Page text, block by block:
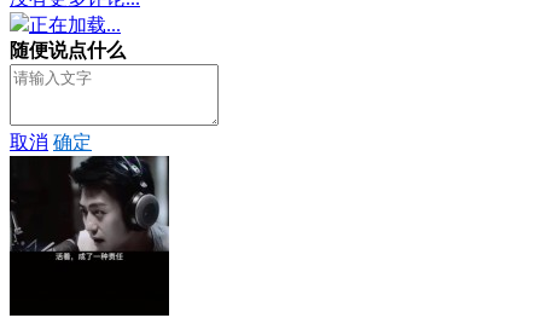
正在加载...
随便说点什么
取消 确定